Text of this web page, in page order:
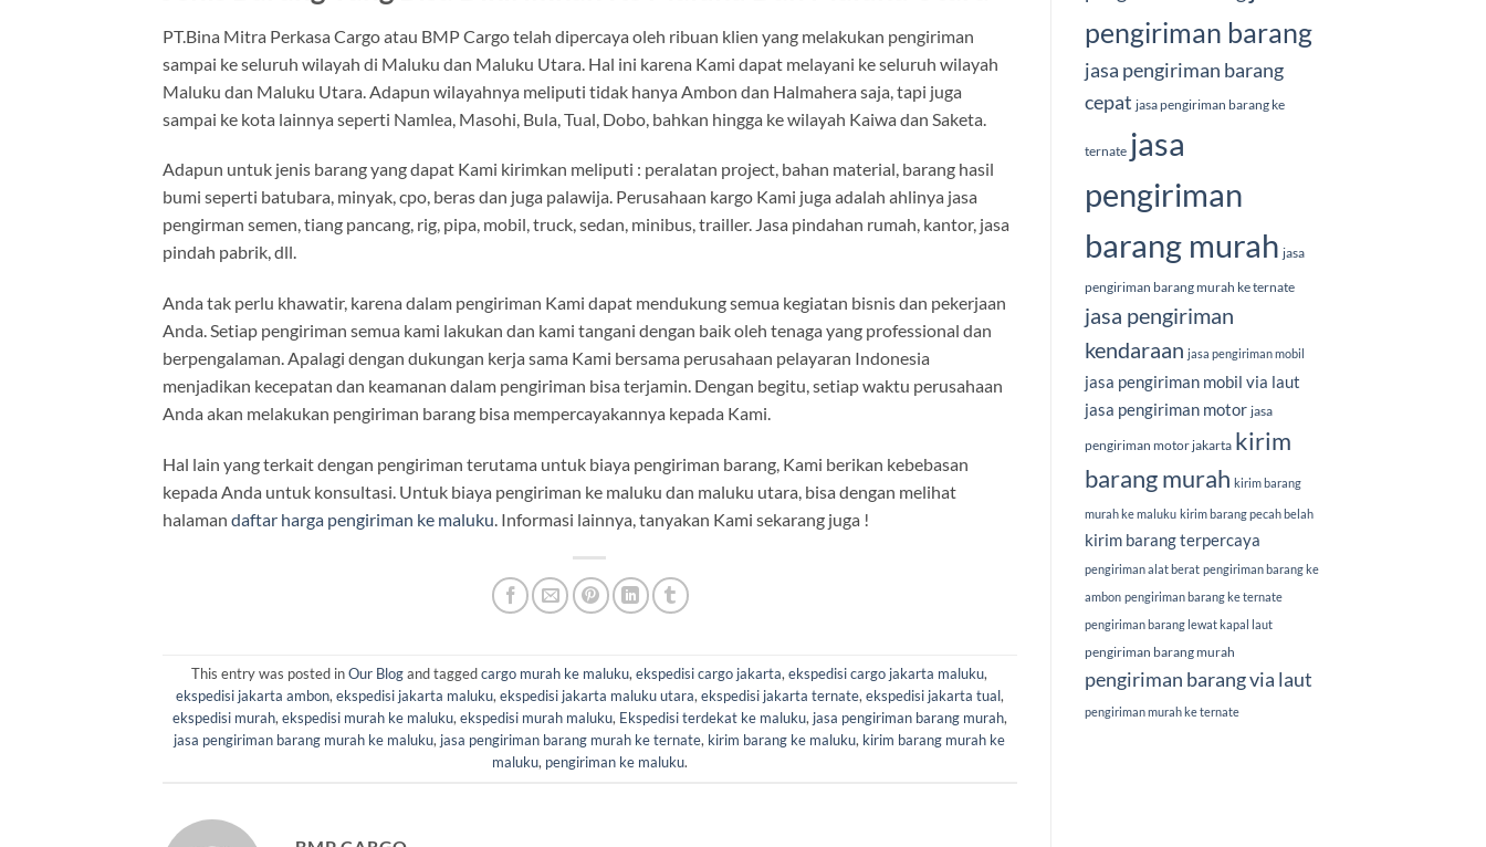
PT.Bina Mitra Perkasa Cargo atau BMP Cargo telah dipercaya oleh ribuan klien yang melakukan pengiriman
sampai ke seluruh wilayah di Maluku dan Maluku Utara. Hal ini karena Kami dapat melayani ke seluruh wilayah
Maluku dan Maluku Utara. Adapun wilayahnya meliputi tidak hanya Ambon dan Halmahera saja, tapi juga
sampai ke kota lainnya seperti Namlea, Masohi, Bula, Tual, Dobo, bahkan hingga ke wilayah Kaiwa dan Saketa.
Adapun untuk jenis barang yang dapat Kami kirimkan meliputi : peralatan project, bahan material, barang hasil
bumi seperti batubara, minyak, cpo, beras dan juga palawija. Perusahaan kargo Kami juga adalah ahlinya jasa
pengirman semen, tiang pancang, rig, pipa, mobil, truck, sedan, minibus, trailler. Jasa pindahan rumah, kantor, jasa
pindah pabrik, dll.
Anda tak perlu khawatir, karena dalam pengiriman Kami dapat mendukung semua kegiatan bisnis dan pekerjaan
Anda. Setiap pengiriman semua kami lakukan dan kami tangani dengan baik oleh tenaga yang professional dan
berpengalaman. Apalagi dengan dukungan kerja sama Kami bersama perusahaan pelayaran Indonesia
menjadikan kecepatan dan keamanan dalam pengiriman bisa terjamin. Dengan begitu, setiap waktu perusahaan
Anda akan melakukan pengiriman barang bisa mempercayakannya kepada Kami.
Hal lain yang terkait dengan pengiriman terutama untuk biaya pengiriman barang, Kami berikan kebebasan
kepada Anda untuk konsultasi. Untuk biaya pengiriman ke maluku dan maluku utara, bisa dengan melihat
halaman daftar harga pengiriman ke maluku. Informasi lainnya, tanyakan Kami sekarang juga !
This entry was posted inOur Blogand taggedcargo murah ke maluku,ekspedisi cargo jakarta,ekspedisi cargo jakarta maluku,
ekspedisi jakarta ambon,ekspedisi jakarta maluku,ekspedisi jakarta maluku utara,ekspedisi jakarta ternate,ekspedisi jakarta tual,
ekspedisi murah,ekspedisi murah ke maluku,ekspedisi murah maluku, Ekspedisi terdekat ke maluku, jasa pengiriman barang murah,
jasa pengiriman barang murah ke maluku, jasa pengiriman barang murah ke ternate, kirim barang ke maluku, kirim barang murah ke
maluku, pengiriman ke maluku.
pengiriman barang
jasa pengiriman barang
cepat jasa pengiriman barang ke
ternate jasa
pengiriman
barang murah jasa
pengiriman barang murah ke ternate
jasa pengiriman
kendaraan jasa pengiriman mobil
jasa pengiriman mobil via laut
jasa pengiriman motor jasa
pengiriman motor jakarta kirim
barang murah kirim barang
murah ke maluku kirim barang pecah belah
kirim barang terpercaya
pengiriman alat berat pengiriman barang ke
ambon pengiriman barang ke ternate
pengiriman barang lewat kapal laut
pengiriman barang murah
pengiriman barang via laut
pengiriman murah ke ternate